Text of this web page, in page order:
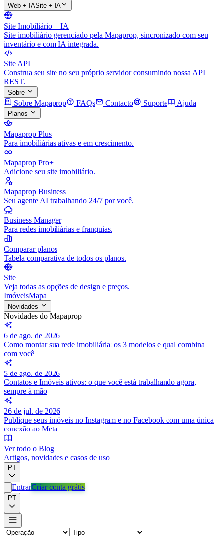
Web + IASite + IA
Site Imobiliário + IA
Site imobiliário gerenciado pela Mapaprop, sincronizado com seu
inventário e com IA integrada.
Site API
Construa seu site no seu próprio servidor consumindo nossa API
REST.
Sobre
Sobre Mapaprop FAQs Contacto Suporte Ajuda
Planos
Mapaprop Plus
Para imobiliárias ativas e em crescimento.
Mapaprop Pro+
Adicione seu site imobiliário.
Mapaprop Business
Seu agente AI trabalhando 24/7 por você.
Business Manager
Para redes imobiliárias e franquias.
Comparar planos
Tabela comparativa de todos os planos.
Site
Veja todas as opções de design e preços.
ImóveisMapa
Novidades
Novidades do Mapaprop
6 de ago. de 2026
Como montar sua rede imobiliária: os 3 modelos e qual combina
com você
5 de ago. de 2026
Contatos e Imóveis ativos: o que você está trabalhando agora,
sempre à mão
26 de jul. de 2026
Publique seus imóveis no Instagram e no Facebook com uma única
conexão ao Meta
Ver todo o Blog
Artigos, novidades e casos de uso
PT
EntrarCriar conta grátis
PT